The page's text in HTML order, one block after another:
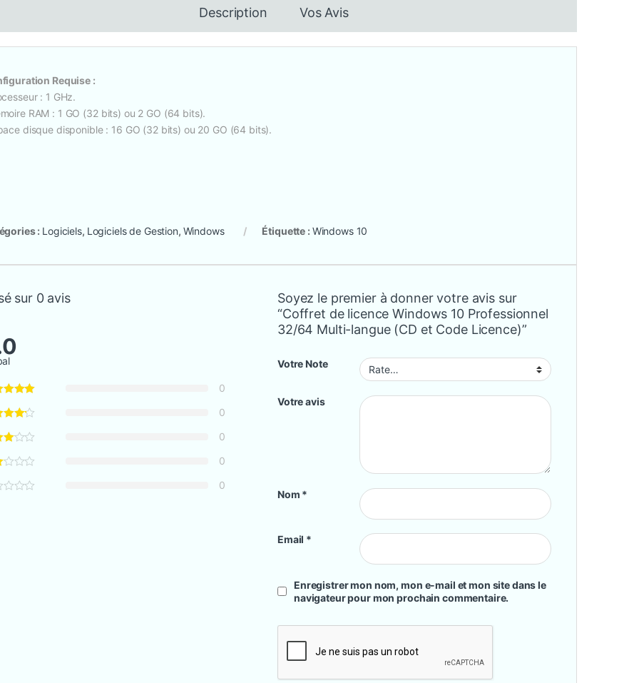
Description Vos Avis
Requise :
: 1 GHz.
RAM : 1 GO (32 bits) ou 2 GO (64 bits).
disque disponible : 16 GO (32 bits) ou 20 GO (64 bits).
: Logiciels, Logiciels de Gestion, Windows Étiquette : Windows 10
sur 0 avis
0
0
0
0
0
Soyez le premier à donner votre avis sur
“Coffret de licence Windows 10 Professionnel
32/64 Multi-langue (CD et Code Licence)”
Votre Note
Votre avis
Nom *
Email *
Enregistrer mon nom, mon e-mail et mon site dans le
navigateur pour mon prochain commentaire.
CFA à 2 560 000 CFA